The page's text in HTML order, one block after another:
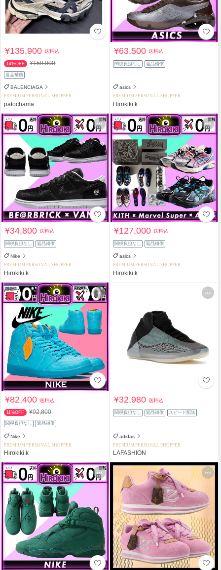
¥135,900送料込
14%OFF ¥159,000
返品補償
BALENCIAGA
PREMIUM PERSONAL SHOPPER
patochama
¥63,500送料込
関税負担なし 返品補償
asics
PREMIUM PERSONAL SHOPPER
Hirokiki.k
¥34,800送料込
関税負担なし 返品補償
Nike
PREMIUM PERSONAL SHOPPER
Hirokiki.k
¥127,000送料込
関税負担なし 返品補償
asics
PREMIUM PERSONAL SHOPPER
Hirokiki.k
¥82,400送料込
11%OFF ¥92,800
関税負担なし 返品補償
Nike
PREMIUM PERSONAL SHOPPER
Hirokiki.k
¥32,980送料込
関税負担なし 返品補償 スピード配送
adidas
PREMIUM PERSONAL SHOPPER
LAFASHION